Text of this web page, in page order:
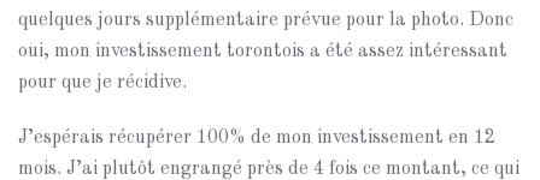
quelques jours supplémentaire prévue pour la photo. Donc
oui, mon investissement torontois a été assez intéressant
pour que je récidive.
J’espérais récupérer 100% de mon investissement en 12
mois. J’ai plutôt engrangé près de 4 fois ce montant, ce qui